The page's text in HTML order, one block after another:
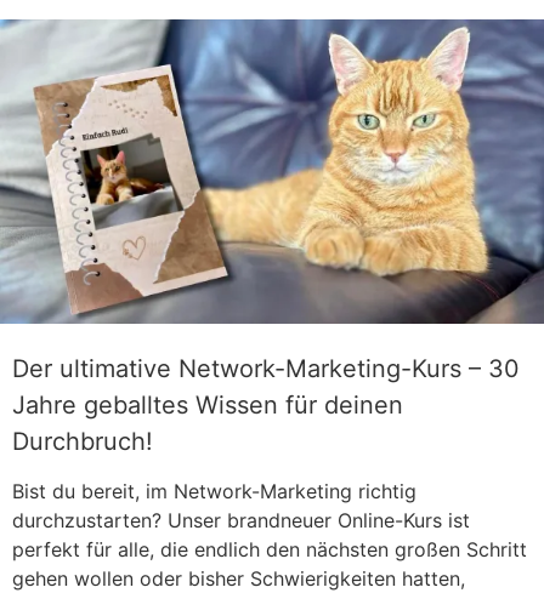
Zum
Inhalt
springen
Der ultimative Network-Marketing-Kurs – 30
Jahre geballtes Wissen für deinen
Durchbruch!
Bist du bereit, im Network-Marketing richtig
durchzustarten? Unser brandneuer Online-Kurs ist
perfekt für alle, die endlich den nächsten großen Schritt
gehen wollen oder bisher Schwierigkeiten hatten,